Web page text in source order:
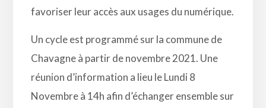
favoriser leur accès aux usages du numérique.
Un cycle est programmé sur la commune de
Chavagne à partir de novembre 2021. Une
réunion d’information a lieu le Lundi 8
Novembre à 14h afin d’échanger ensemble sur